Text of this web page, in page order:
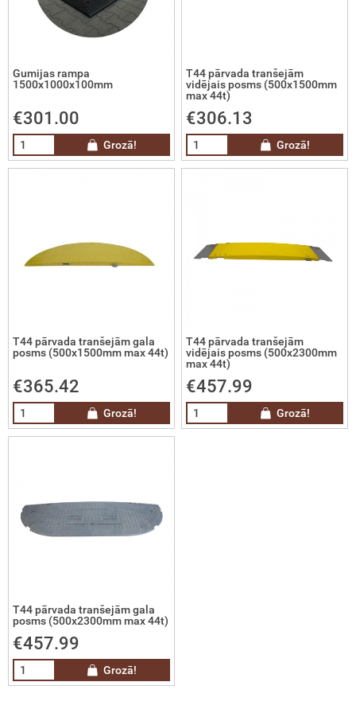
Gumijas rampa
1500x1000x100mm
€301.00
Grozā!
T44 pārvada tranšejām
vidējais posms (500x1500mm
max 44t)
€306.13
Grozā!
T44 pārvada tranšejām gala
posms (500x1500mm max 44t)
€365.42
Grozā!
T44 pārvada tranšejām
vidējais posms (500x2300mm
max 44t)
€457.99
Grozā!
T44 pārvada tranšejām gala
posms (500x2300mm max 44t)
€457.99
Grozā!
sistēmas
mobilie metāla žogi un vārti
infrasarkanās termokameras
staru uztvērēji
ūdens līmeņa noteikšanai
un platību uzmērīšanas GPS